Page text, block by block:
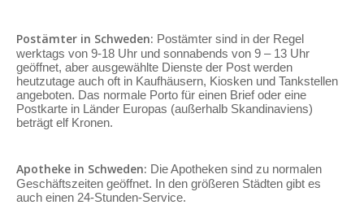
Postämter in Schweden: Postämter sind in der Regel
werktags von 9-18 Uhr und sonnabends von 9 – 13 Uhr
geöffnet, aber ausgewählte Dienste der Post werden
heutzutage auch oft in Kaufhäusern, Kiosken und Tankstellen
angeboten. Das normale Porto für einen Brief oder eine
Postkarte in Länder Europas (außerhalb Skandinaviens)
beträgt elf Kronen.
Apotheke in Schweden: Die Apotheken sind zu normalen
Geschäftszeiten geöffnet. In den größeren Städten gibt es
auch einen 24-Stunden-Service.